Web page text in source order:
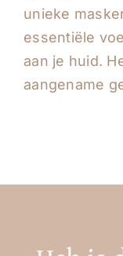
unieke
essentiële
aan je huid.
aangename